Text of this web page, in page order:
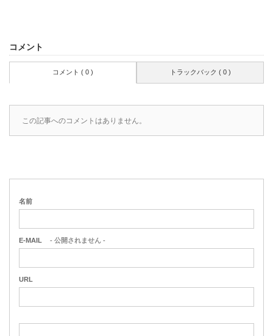
コメント
コメント ( 0 ) トラックバック ( 0 )
この記事へのコメントはありません。
名前
E-MAIL - 公開されません -
URL